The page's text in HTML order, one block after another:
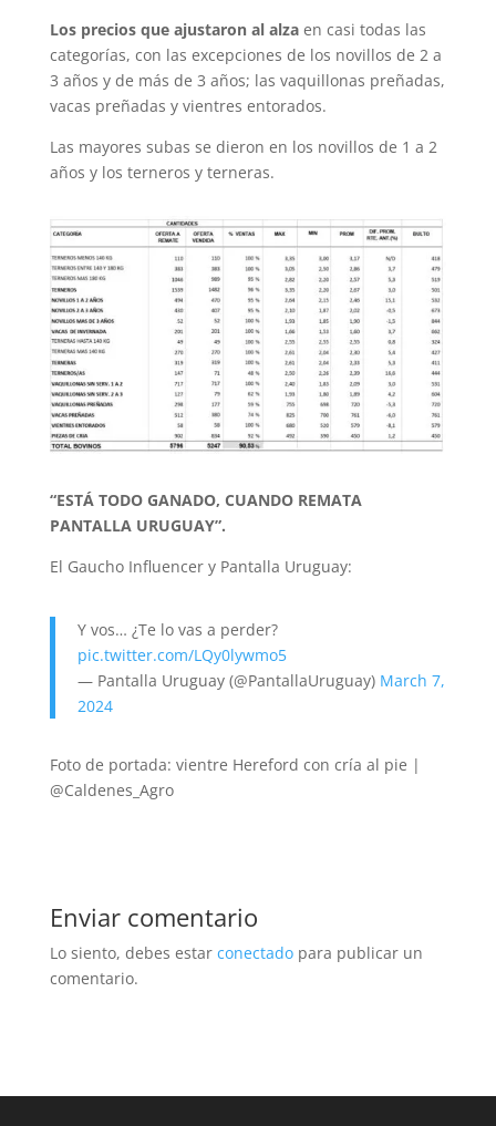
Los precios que ajustaron al alza en casi todas las
categorías, con las excepciones de los novillos de 2 a
3 años y de más de 3 años; las vaquillonas preñadas,
vacas preñadas y vientres entorados.
Las mayores subas se dieron en los novillos de 1 a 2
años y los terneros y terneras.
“ESTÁ TODO GANADO, CUANDO REMATA
PANTALLA URUGUAY”.
El Gaucho Influencer y Pantalla Uruguay:
Y vos… ¿Te lo vas a perder?
pic.twitter.com/LQy0lywmo5
— Pantalla Uruguay (@PantallaUruguay) March 7,
2024
Foto de portada: vientre Hereford con cría al pie |
@Caldenes_Agro
Enviar comentario
Lo siento, debes estar conectadopara publicar un
comentario.